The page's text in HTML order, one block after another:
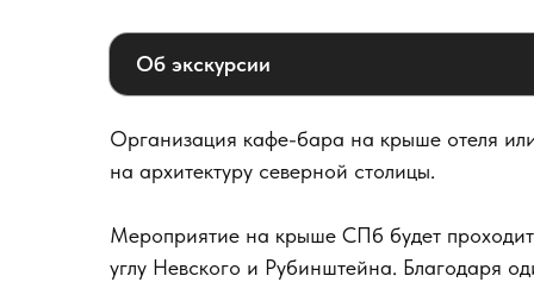
Об экскурсии
Организация кафе-бара на крыше отеля
на архитектуру северной столицы.
Мероприятие на крыше СПб будет
углу Невского и Рубинштейна. Благодаря